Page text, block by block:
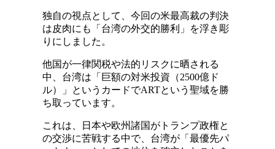
独自の視点として、今回の米最高裁の判決
は皮肉にも「台湾の外交的勝利」を浮き彫
りにしました。
他国が一律関税や法的リスクに晒される
中、台湾は「巨額の対米投資（2500億ド
ル）」というカードでARTという聖域を勝
ち取っています。
これは、日本や欧州諸国がトランプ政権と
の交渉に苦戦する中で、台湾が「最優先パ